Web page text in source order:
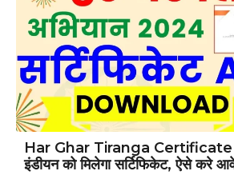
Har Ghar Tiranga Certificate
इंडीयन को मिलेगा सर्टिफिकेट, ऐसे करे